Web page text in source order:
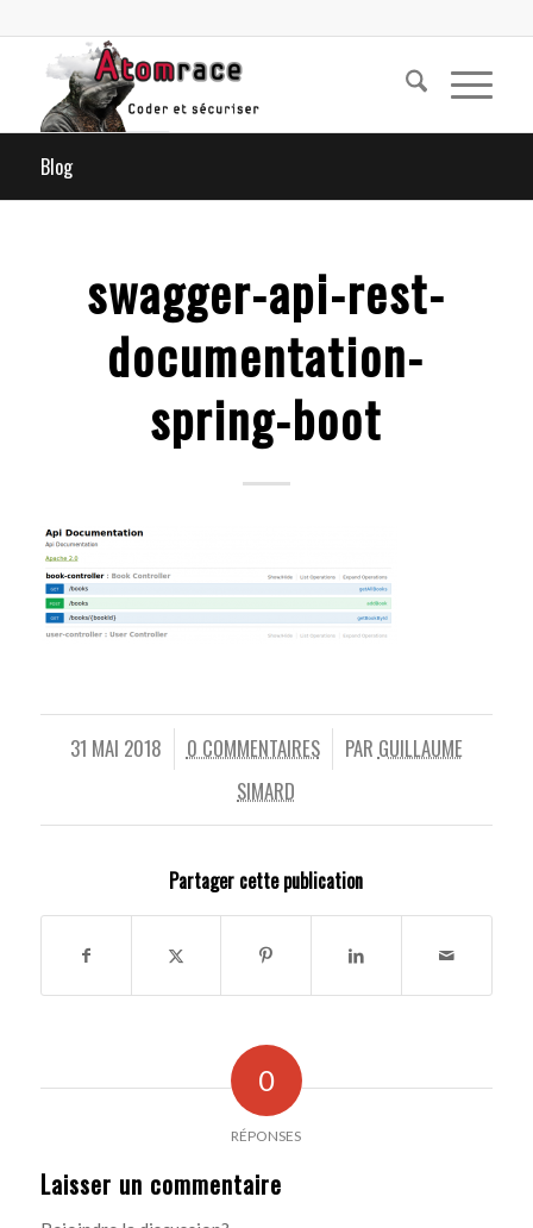
Blog
swagger-api-rest-
documentation-
spring-boot
31 MAI 2018
/ 0 COMMENTAIRES
/ PAR GUILLAUME
SIMARD
Partager cette publication
0
RÉPONSES
Laisser un commentaire